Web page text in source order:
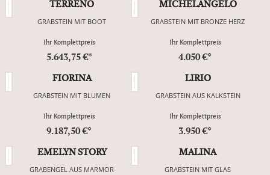
TERRENO
GRABSTEIN MIT BOOT
Ihr Komplettpreis
5.643,75 €*
MICHELANGELO
GRABSTEIN MIT BRONZE HERZ
Ihr Komplettpreis
4.050 €*
FIORINA
GRABSTEIN MIT BLUMEN
Ihr Komplettpreis
9.187,50 €*
LIRIO
GRABSTEIN AUS KALKSTEIN
Ihr Komplettpreis
3.950 €*
EMELYN STORY
GRABENGEL AUS MARMOR
MALINA
GRABSTEIN MIT GLAS